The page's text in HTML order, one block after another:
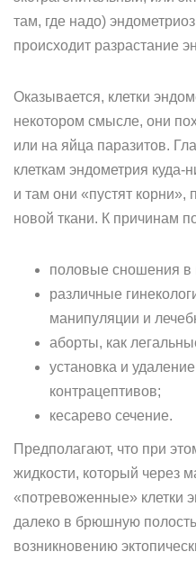
там, где надо)
происходит разрастание
Оказывается, клетки
некотором смысле, они
или на яйца паразитов.
клеткам эндометрия куда-
и там они «пустят корни»,
новой ткани. К причинам
половые сношения в
различные
манипуляции и
аборты, как
установка и
контрацептивов;
кесарево сечение.
Предполагают, что при
жидкости, который через
«потревоженные» клетки
далеко в брюшную
возникновению